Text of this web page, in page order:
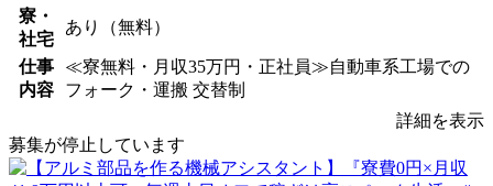
寮・
社宅
あり（無料）
仕事
内容
≪寮無料・月収35万円・正社員≫自動車系工場での
フォーク・運搬 交替制
詳細を表示
募集が停止しています